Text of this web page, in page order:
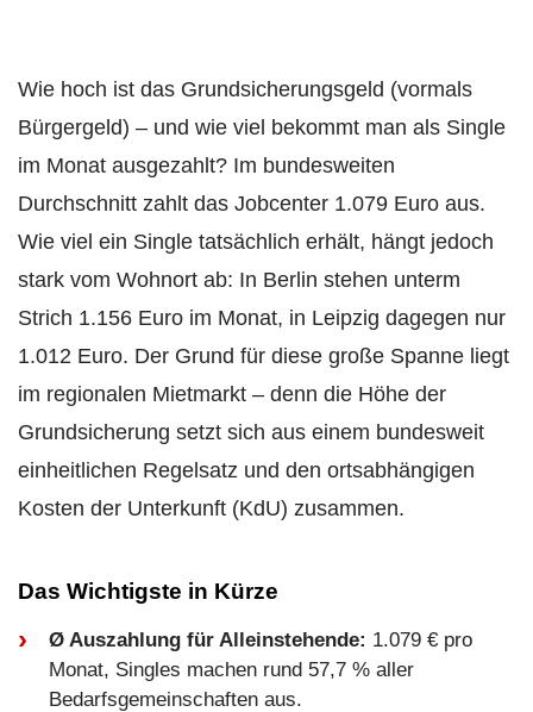
Wie hoch ist das Grundsicherungsgeld (vormals
Bürgergeld) – und wie viel bekommt man als Single
im Monat ausgezahlt? Im bundesweiten
Durchschnitt zahlt das Jobcenter 1.079 Euro aus.
Wie viel ein Single tatsächlich erhält, hängt jedoch
stark vom Wohnort ab: In Berlin stehen unterm
Strich 1.156 Euro im Monat, in Leipzig dagegen nur
1.012 Euro. Der Grund für diese große Spanne liegt
im regionalen Mietmarkt – denn die Höhe der
Grundsicherung setzt sich aus einem bundesweit
einheitlichen Regelsatz und den ortsabhängigen
Kosten der Unterkunft (KdU) zusammen.
Das Wichtigste in Kürze
Ø Auszahlung für Alleinstehende: 1.079 € pro
Monat, Singles machen rund 57,7 % aller
Bedarfsgemeinschaften aus.